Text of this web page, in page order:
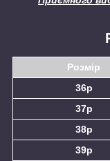
Розмір
36р
37р
38р
39р